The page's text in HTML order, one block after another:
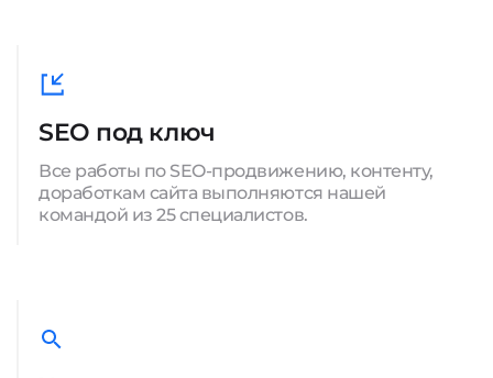
SEO под ключ
Все работы по SEO-продвижению, контенту,
доработкам сайта выполняются нашей
командой из 25 специалистов.